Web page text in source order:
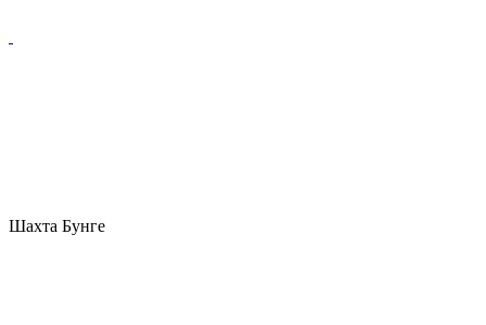
Шахта Бунге